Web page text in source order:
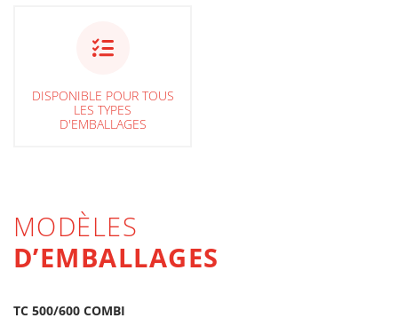
DISPONIBLE POUR TOUS
LES TYPES
D'EMBALLAGES
MODÈLES
D’EMBALLAGES
TC 500/600 COMBI